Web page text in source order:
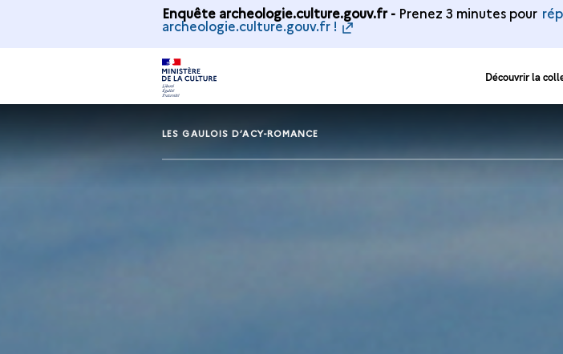
Enquête archeologie.culture.gouv.fr - Prenez 3 minutes pour
archeologie.culture.gouv.fr !
Découvrir la
LES GAULOIS D’ACY-ROMANCE